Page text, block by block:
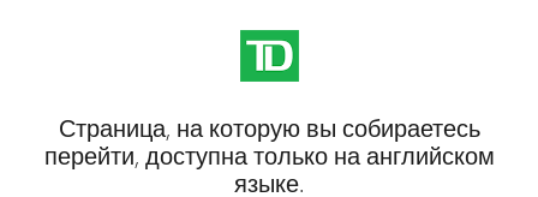
Страница, на которую вы собираетесь
перейти, доступна только на английском
языке.